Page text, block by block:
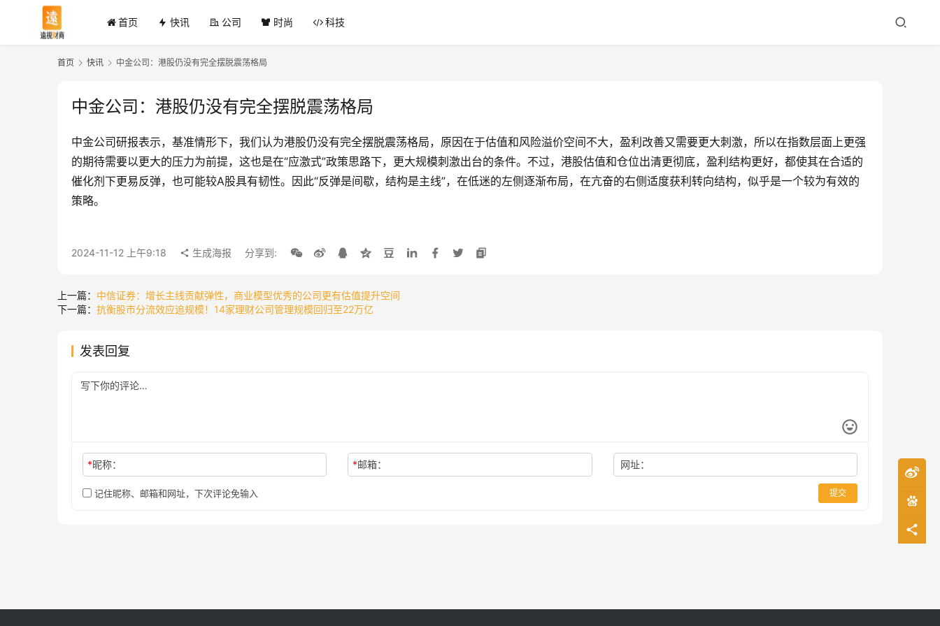
首页 快讯 公司 时尚 科技
首页 快讯 中金公司：港股仍没有完全摆脱震荡格局
中金公司：港股仍没有完全摆脱震荡格局
中金公司研报表示，基准情形下，我们认为港股仍没有完全摆脱震荡格局，原因在于估值和风险溢价空间不大，盈利改善又需要更大刺激，所以在指数层面上更强
的期待需要以更大的压力为前提，这也是在“应激式”政策思路下，更大规模刺激出台的条件。不过，港股估值和仓位出清更彻底，盈利结构更好，都使其在合适的
催化剂下更易反弹，也可能较A股具有韧性。因此“反弹是间歇，结构是主线”，在低迷的左侧逐渐布局，在亢奋的右侧适度获利转向结构，似乎是一个较为有效的
策略。
2024-11-12 上午9:18 生成海报 分享到:
上一篇： 中信证券：增长主线贡献弹性，商业模型优秀的公司更有估值提升空间
下一篇： 抗衡股市分流效应追规模！14家理财公司管理规模回归至22万亿
发表回复
*昵称： *邮箱： 网址：
记住昵称、邮箱和网址，下次评论免输入 提交